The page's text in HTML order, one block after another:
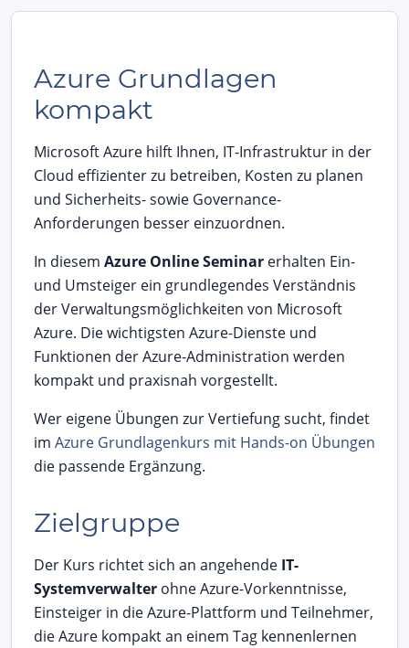
Azure Grundlagen
kompakt
Microsoft Azure hilft Ihnen, IT-Infrastruktur in der
Cloud effizienter zu betreiben, Kosten zu planen
und Sicherheits- sowie Governance-
Anforderungen besser einzuordnen.
In diesem Azure Online Seminar erhalten Ein-
und Umsteiger ein grundlegendes Verständnis
der Verwaltungsmöglichkeiten von Microsoft
Azure. Die wichtigsten Azure-Dienste und
Funktionen der Azure-Administration werden
kompakt und praxisnah vorgestellt.
Wer eigene Übungen zur Vertiefung sucht, findet
im Azure Grundlagenkurs mit Hands-on Übungen
die passende Ergänzung.
Zielgruppe
Der Kurs richtet sich an angehende IT-
Systemverwalter ohne Azure-Vorkenntnisse,
Einsteiger in die Azure-Plattform und Teilnehmer,
die Azure kompakt an einem Tag kennenlernen